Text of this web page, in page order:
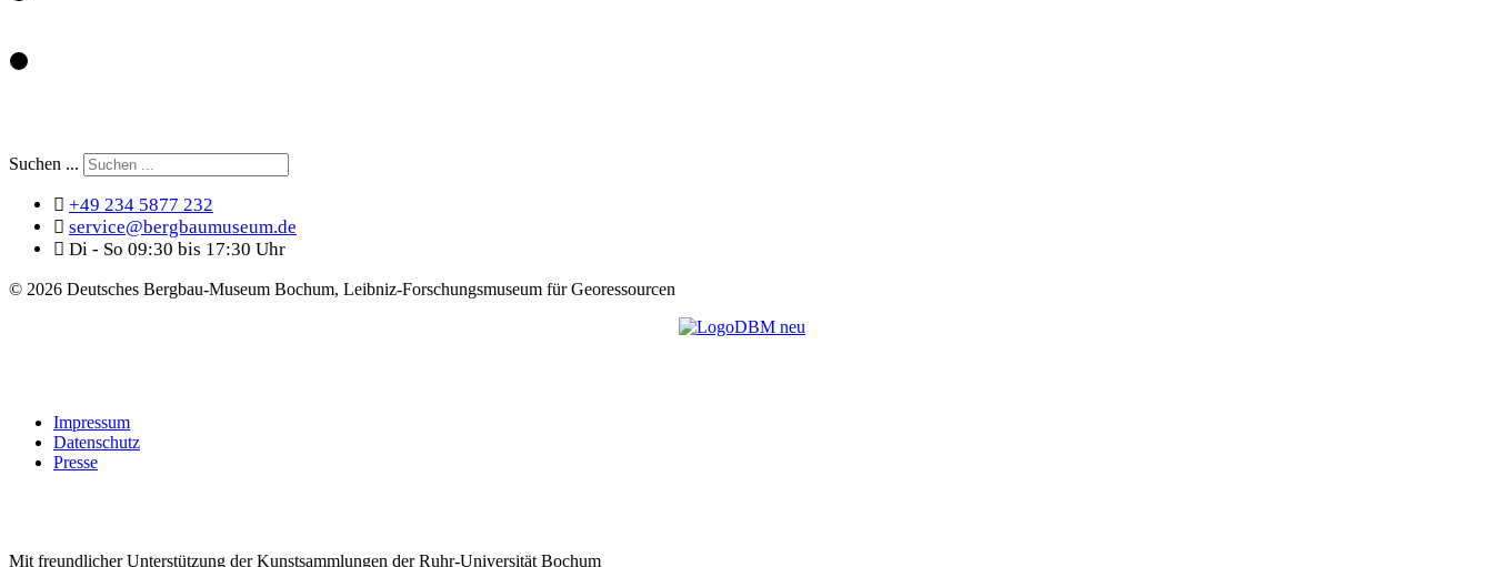
Suchen ...
+49 234 5877 232
service@bergbaumuseum.de
Di - So 09:30 bis 17:30 Uhr
© 2026 Deutsches Bergbau-Museum Bochum, Leibniz-Forschungsmuseum für Georessourcen
Impressum
Datenschutz
Presse
Mit freundlicher Unterstützung der Kunstsammlungen der Ruhr-Universität Bochum